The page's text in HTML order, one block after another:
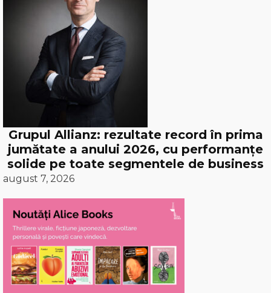
Grupul Allianz: rezultate record în prima
jumătate a anului 2026, cu performanțe
solide pe toate segmentele de business
august 7, 2026